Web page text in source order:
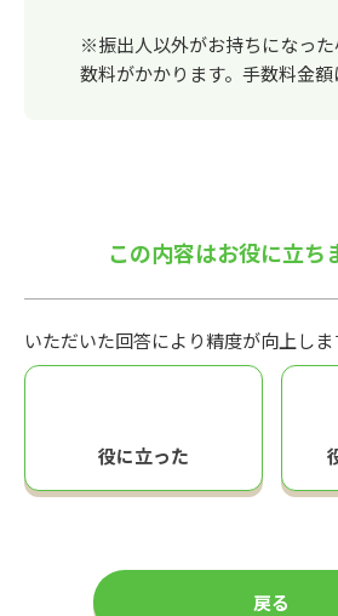
※振出人以外がお持ちになっ
数料がかかります。手数料金額
この内容はお役に立ち
いただいた回答により精度が向上しま
役に立った
戻る